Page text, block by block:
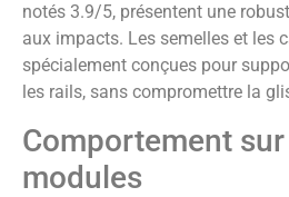
notés 3.9/5, présentent une
aux impacts. Les semelles et les
spécialement conçues pour
les rails, sans compromettre la
Comportement
modules